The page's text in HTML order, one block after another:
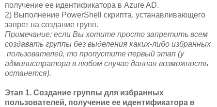
получение ее идентификатора в Azure AD.
2) Выполнение PowerShell скрипта, устанавливающего
запрет на создание групп.
Примечание: если Вы хотите просто запретить всем
создавать группы без выделения каких-либо избранных
пользователей, то пропустите первый этап (у
администратора в любом случае данная возможность
останется).
Этап 1. Создание группы для избранных
пользователей, получение ее идентификатора в